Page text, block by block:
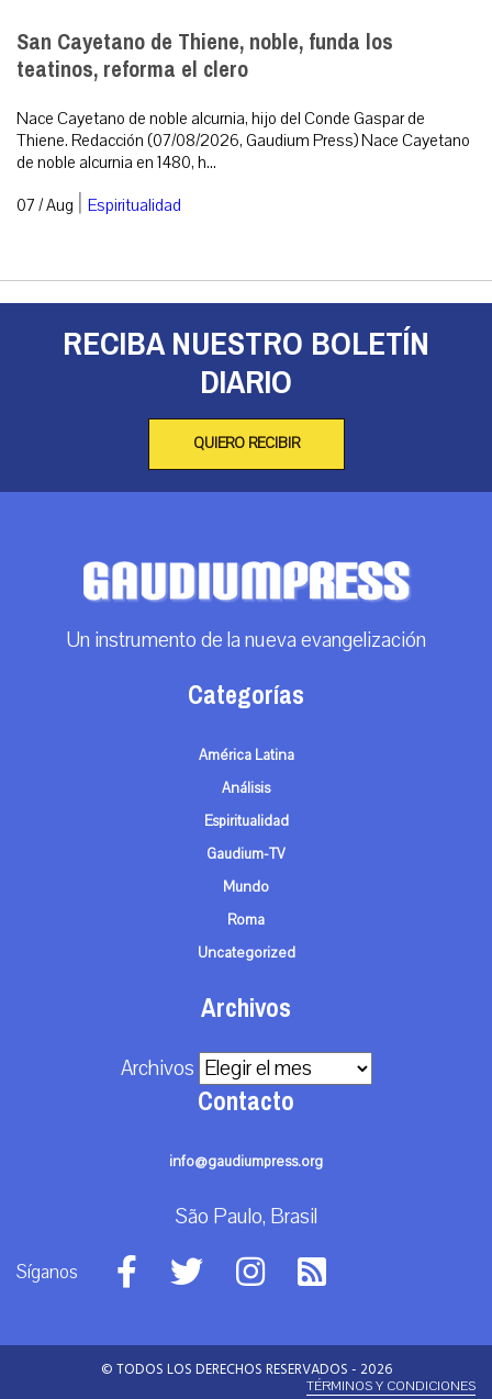
San Cayetano de Thiene, noble, funda los
teatinos, reforma el clero
Nace Cayetano de noble alcurnia, hijo del Conde Gaspar de
Thiene. Redacción (07/08/2026, Gaudium Press) Nace Cayetano
de noble alcurnia en 1480, h...
07 / Aug | Espiritualidad
RECIBA NUESTRO BOLETÍN
DIARIO
QUIERO RECIBIR
Un instrumento de la nueva evangelización
Categorías
América Latina
Análisis
Espiritualidad
Gaudium-TV
Mundo
Roma
Uncategorized
Archivos
Archivos
Contacto
info@gaudiumpress.org
São Paulo, Brasil
Síganos
© TODOS LOS DERECHOS RESERVADOS - 2026
TÉRMINOS Y CONDICIONES